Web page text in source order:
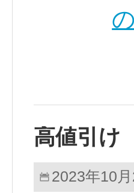
高値引け
2023年10月